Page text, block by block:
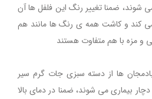
ضمنا تغییر رنگ این فلفل ها آن
کند و کاشت همه ی رنگ ها مانند هم
و مزه با هم متفاوت هستند
ها از دسته سبزی جات گرم سیر
بیماری می شوند، ضمنا در دمای بالا